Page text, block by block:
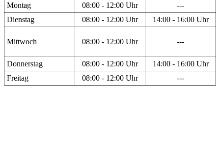
Montag 08:00 - 12:00 Uhr
---
Dienstag
08:00 - 12:00 Uhr 14:00 - 16:00 Uhr
Mittwoch 08:00 - 12:00 Uhr ---
Donnerstag 08:00 - 12:00 Uhr
14:00 - 16:00 Uhr
Freitag
08:00 - 12:00 Uhr ---